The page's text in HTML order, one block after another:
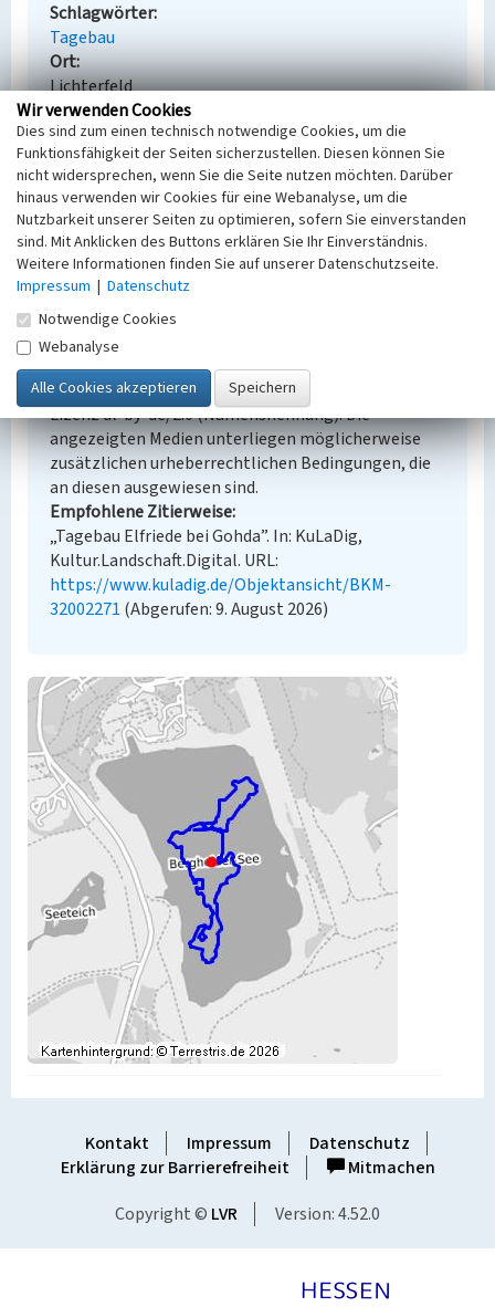
Schlagwörter
Tagebau
Ort
Lichterfeld
Fachsicht(en)
Denkmalpflege
Erfassungsmaßstab
Keine Angabe
Erfassungsmethode
Übernahme aus externer Fachdatenbank
Empfohlene Zitierweise
Urheberrechtlicher Hinweis
Der hier präsentierte Inhalt steht unter der freien
Lizenz dl-by-de/2.0 (Namensnennung). Die
angezeigten Medien unterliegen möglicherweise
zusätzlichen urheberrechtlichen Bedingungen, die
an diesen ausgewiesen sind.
Empfohlene Zitierweise
„Tagebau Elfriede bei Gohda”. In: KuLaDig,
Kultur.Landschaft.Digital. URL:
https://www.kuladig.de/Objektansicht/BKM-
32002271 (Abgerufen: 9. August 2026)
Kontakt Impressum
Datenschutz
Erklärung zur Barrierefreiheit
Mitmachen
Copyright © LVR Version: 4.52.0
Wir verwenden Cookies
Dies sind zum einen technisch notwendige Cookies, um die
Funktionsfähigkeit der Seiten sicherzustellen. Diesen können Sie
nicht widersprechen, wenn Sie die Seite nutzen möchten. Darüber
hinaus verwenden wir Cookies für eine Webanalyse, um die
Nutzbarkeit unserer Seiten zu optimieren, sofern Sie einverstanden
sind. Mit Anklicken des Buttons erklären Sie Ihr Einverständnis.
Weitere Informationen finden Sie auf unserer Datenschutzseite.
Impressum | Datenschutz
Notwendige Cookies
Webanalyse